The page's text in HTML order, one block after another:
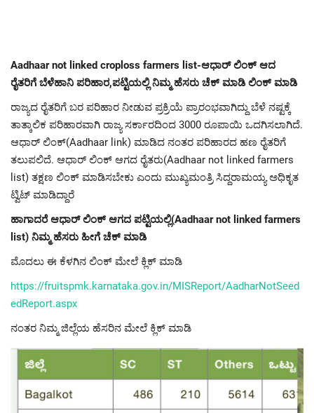
Aadhaar not linked croploss farmers list-ಆಧಾರ್ ಲಿಂಕ್ ಆದ
ರೈತರಿಗೆ ಬೆಳೆಹಾನಿ ಪರಿಹಾರ,ಪಟ್ಟಿಯಲ್ಲಿ ನಿಮ್ಮ ಹೆಸರು ಚೆಕ್ ಮಾಡಿ ಲಿಂಕ್ ಮಾಡಿ
ರಾಜ್ಯದ ರೈತರಿಗೆ ಬರ ಪರಿಹಾರ ನೀಡುವ ಪ್ರಕ್ರಿಯೆ ಪ್ರಾರಂಭವಾಗಿದ್ದು ಬೆಳೆ ನಷ್ಟಕ್ಕೆ
ತಾತ್ಕಾಲಿಕ ಪರಿಹಾರವಾಗಿ ರಾಜ್ಯ ಸರ್ಕಾರದಿಂದ 3000 ರೂಪಾಯಿ ಒದಗಿಸಲಾಗಿದೆ.
ಆಧಾ‌ರ್ ಲಿಂಕ್(Aadhaar link) ಮಾಡಿದ ನಂತರ ಪರಿಹಾರದ ಹಣ ರೈತರಿಗೆ
ತಲುಪಲಿದೆ. ಆಧಾ‌ರ್ ಲಿಂಕ್ ಆಗದ ರೈತರು(Aadhaar not linked farmers
list) ತಕ್ಷಣ ಲಿಂಕ್ ಮಾಡಿಸಬೇಕು ಎಂದು ಮುಖ್ಯಮಂತ್ರಿ ಸಿದ್ದರಾಮಯ್ಯ ಅಧಿಕೃತ
ಟ್ವಿಟ್ ಮಾಡಿದ್ದಾರೆ
ಹಾಗಾದರೆ ಆಧಾರ್ ಲಿಂಕ್ ಆಗದ ಪಟ್ಟಿಯಲ್ಲಿ(Aadhaar not linked farmers
list) ನಿಮ್ಮ ಹೆಸರು ಹೀಗೆ ಚೆಕ್ ಮಾಡಿ
ಮೊದಲು ಈ ಕೆಳಗಿನ ಲಿಂಕ್ ಮೇಲೆ ಕ್ಲಿಕ್ ಮಾಡಿ
https://fruitspmk.karnataka.gov.in/MISReport/AadharNotSeed
edReport.aspx
ನಂತರ ನಿಮ್ಮ ಜಿಲ್ಲೆಯ ಹೆಸರಿನ ಮೇಲೆ ಕ್ಲಿಕ್ ಮಾಡಿ